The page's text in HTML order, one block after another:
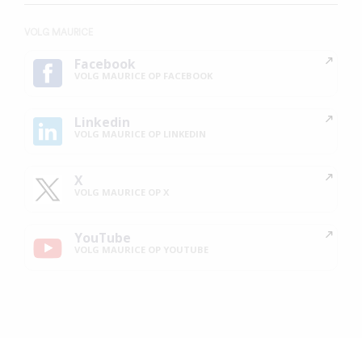
Facebook
Linkedin
X
YouTube